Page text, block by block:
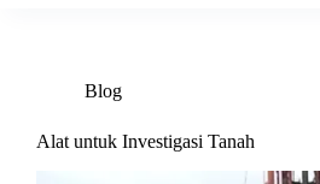
Blog
Alat untuk Investigasi Tanah